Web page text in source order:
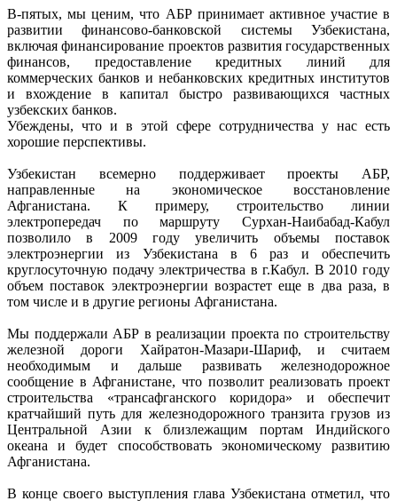
В-пятых, мы ценим, что АБР принимает активное участие в
развитии финансово-банковской системы Узбекистана,
включая финансирование проектов развития государственных
финансов, предоставление кредитных линий для
коммерческих банков и небанковских кредитных институтов
и вхождение в капитал быстро развивающихся частных
узбекских банков.
Убеждены, что и в этой сфере сотрудничества у нас есть
хорошие перспективы.
Узбекистан всемерно поддерживает проекты АБР,
направленные на экономическое восстановление
Афганистана. К примеру, строительство линии
электропередач по маршруту Сурхан-Наибабад-Кабул
позволило в 2009 году увеличить объемы поставок
электроэнергии из Узбекистана в 6 раз и обеспечить
круглосуточную подачу электричества в г.Кабул. В 2010 году
объем поставок электроэнергии возрастет еще в два раза, в
том числе и в другие регионы Афганистана.
Мы поддержали АБР в реализации проекта по строительству
железной дороги Хайратон-Мазари-Шариф, и считаем
необходимым и дальше развивать железнодорожное
сообщение в Афганистане, что позволит реализовать проект
строительства «трансафганского коридора» и обеспечит
кратчайший путь для железнодорожного транзита грузов из
Центральной Азии к близлежащим портам Индийского
океана и будет способствовать экономическому развитию
Афганистана.
В конце своего выступления глава Узбекистана отметил, что